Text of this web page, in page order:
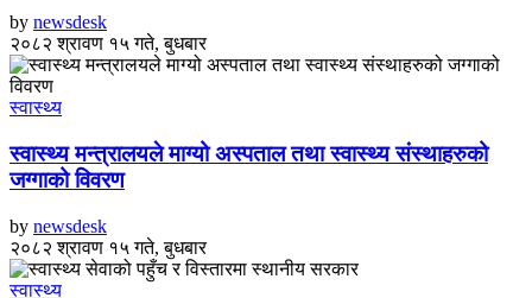
by newsdesk
२०८२ श्रावण १५ गते, बुधबार
स्वास्थ्य
स्वास्थ्य मन्त्रालयले माग्यो अस्पताल तथा स्वास्थ्य संस्थाहरुको
जग्गाको विवरण
by newsdesk
२०८२ श्रावण १५ गते, बुधबार
स्वास्थ्य